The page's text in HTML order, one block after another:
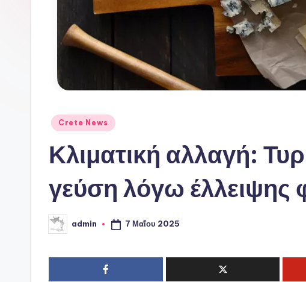
Αναρτήθηκε
Crete News
Κλιματική αλλαγή:
γεύση λόγω έλλειψης
Συγγραφέας:
admin 7 Μαΐου 2025